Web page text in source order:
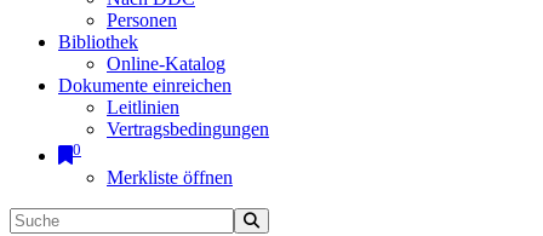
Personen
Bibliothek
Online-Katalog
Dokumente einreichen
Leitlinien
Vertragsbedingungen
0
Merkliste öffnen